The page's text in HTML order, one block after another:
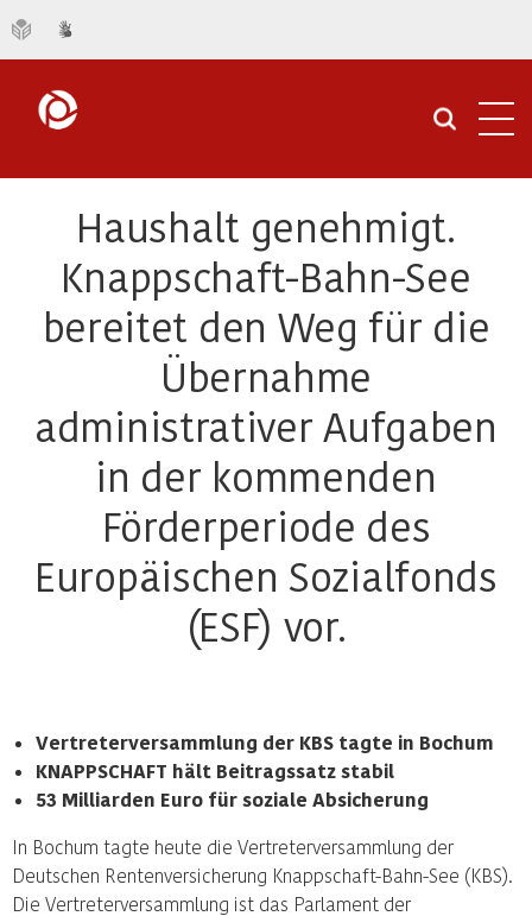
Haushalt genehmigt.
Knappschaft-Bahn-See
bereitet den Weg für die
Übernahme
administrativer Aufgaben
in der kommenden
Förderperiode des
Europäischen Sozialfonds
(ESF) vor.
Vertreterversammlung der KBS tagte in Bochum
KNAPPSCHAFT hält Beitragssatz stabil
53 Milliarden Euro für soziale Absicherung
In Bochum tagte heute die Vertreterversammlung der
Deutschen Rentenversicherung Knappschaft-Bahn-See (KBS).
Die Vertreterversammlung ist das Parlament der